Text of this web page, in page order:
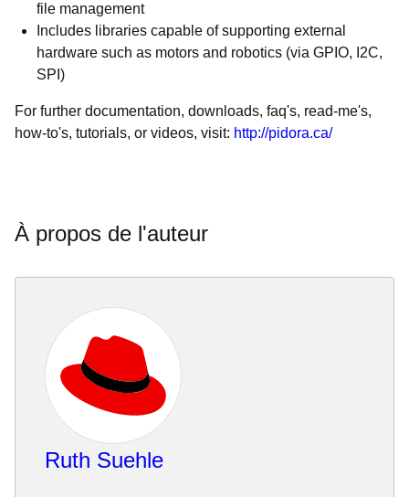
file management
Includes libraries capable of supporting external
hardware such as motors and robotics (via GPIO, I2C,
SPI)
For further documentation, downloads, faq's, read-me's,
how-to's, tutorials, or videos, visit: http://pidora.ca/
À propos de l'auteur
Ruth Suehle